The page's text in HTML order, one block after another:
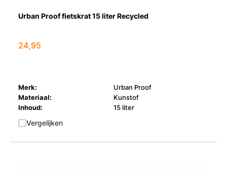
Urban Proof fietskrat 15 liter Recycled
24,95
Merk:
Urban Proof
Materiaal:
Kunstof
Inhoud:
15 liter
Vergelijken